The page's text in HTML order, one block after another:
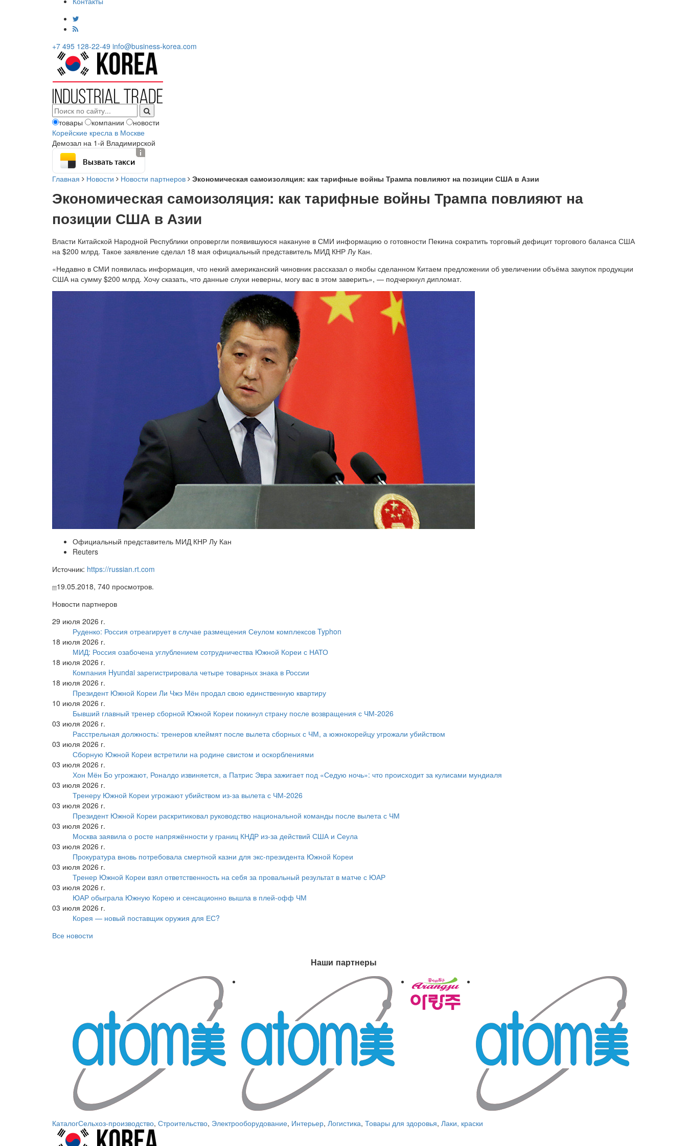
+7 495 128-22-49 info@business-korea.com
товары компании
новости
Корейские кресла в Москве
Демозал на 1-й Владимирской
Вызвать такси
Главная Новости Новости партнеров Экономическая самоизоляция: как тарифные войны Трампа повлияют на позиции США в Азии
Экономическая самоизоляция: как тарифные войны Трампа повлияют на
позиции США в Азии
Власти Китайской Народной Республики опровергли появившуюся накануне в СМИ информацию о готовности Пекина сократить торговый дефицит торгового баланса США
на $200 млрд. Такое заявление сделал 18 мая официальный представитель МИД КНР Лу Кан.
«Недавно в СМИ появилась информация, что некий американский чиновник рассказал о якобы сделанном Китаем предложении об увеличении объёма закупок продукции
США на сумму $200 млрд. Хочу сказать, что данные слухи неверны, могу вас в этом заверить», — подчеркнул дипломат.
Официальный представитель МИД КНР Лу Кан
Reuters
Источник: https://russian.rt.com
19.05.2018, 740 просмотров.
Новости партнеров
29 июля 2026 г.
Руденко: Россия отреагирует в случае размещения Сеулом комплексов Typhon
18 июля 2026 г.
МИД: Россия озабочена углублением сотрудничества Южной Кореи с НАТО
18 июля 2026 г.
Компания Hyundai зарегистрировала четыре товарных знака в России
18 июля 2026 г.
Президент Южной Кореи Ли Чжэ Мён продал свою единственную квартиру
10 июля 2026 г.
Бывший главный тренер сборной Южной Кореи покинул страну после возвращения с ЧМ-2026
03 июля 2026 г.
Расстрельная должность: тренеров клеймят после вылета сборных с ЧМ, а южнокорейцу угрожали убийством
03 июля 2026 г.
Сборную Южной Кореи встретили на родине свистом и оскорблениями
03 июля 2026 г.
Хон Мён Бо угрожают, Роналдо извиняется, а Патрис Эвра зажигает под «Седую ночь»: что происходит за кулисами мундиаля
03 июля 2026 г.
Тренеру Южной Кореи угрожают убийством из-за вылета с ЧМ-2026
03 июля 2026 г.
Президент Южной Кореи раскритиковал руководство национальной команды после вылета с ЧМ
03 июля 2026 г.
Москва заявила о росте напряжённости у границ КНДР из-за действий США и Сеула
03 июля 2026 г.
Прокуратура вновь потребовала смертной казни для экс-президента Южной Кореи
03 июля 2026 г.
Тренер Южной Кореи взял ответственность на себя за провальный результат в матче с ЮАР
03 июля 2026 г.
ЮАР обыграла Южную Корею и сенсационно вышла в плей-офф ЧМ
03 июля 2026 г.
Корея — новый поставщик оружия для ЕС?
Все новости
Наши партнеры
КаталогСельхоз-производство, Строительство, Электрооборудование, Интерьер, Логистика, Товары для здоровья, Лаки, краски